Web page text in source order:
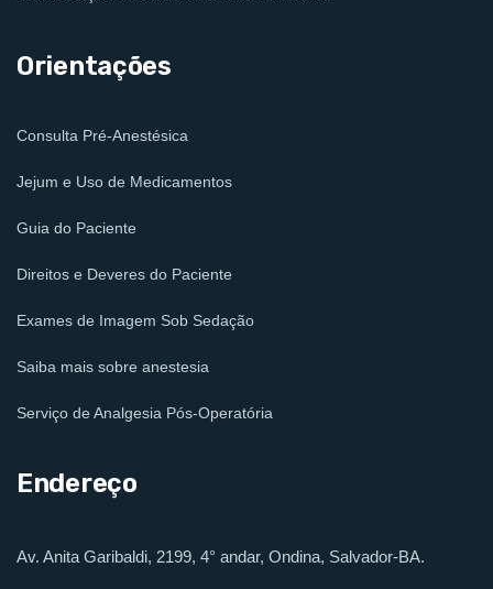
Orientações
Consulta Pré-Anestésica
Jejum e Uso de Medicamentos
Guia do Paciente
Direitos e Deveres do Paciente
Exames de Imagem Sob Sedação
Saiba mais sobre anestesia
Serviço de Analgesia Pós-Operatória
Endereço
Av. Anita Garibaldi, 2199, 4° andar, Ondina, Salvador-BA.